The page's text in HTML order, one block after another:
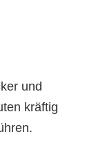
und
kräftig